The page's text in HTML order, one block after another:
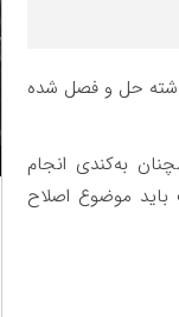
حل و فصل شده
به‌کندی انجام
باید موضوع اصلاح